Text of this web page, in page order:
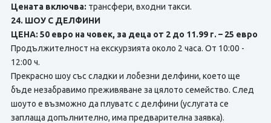
Цената включва: трансфери, входни такси.
24. ШОУ С ДЕЛФИНИ
ЦЕНА: 50 евро на човек, за деца от 2 до 11.99 г. – 25 евро
Продължителност на екскурзията около 2 часа. От 10:00 -
12:00 ч.
Прекрасно шоу със сладки и лобезни делфини, което ще
бъде незабравимо преживяване за цялото семейство. След
шоуто е възможно да плуватс с делфини (услугата се
заплаща допълнително, има предварителна заявка).